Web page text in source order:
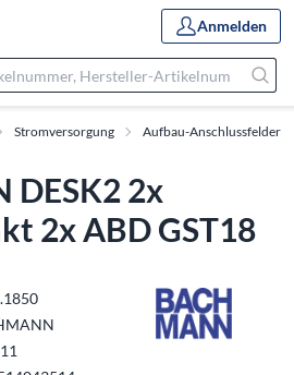
Anmelden
Stromversorgung Aufbau-Anschlussfelder
DESK2 2x
2x ABD GST18